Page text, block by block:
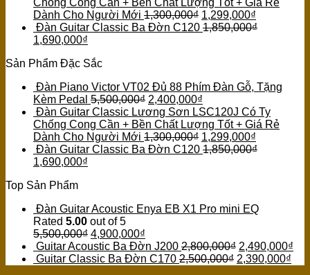
Dành Cho Người Mới 1,300,000₫ 1,299,000₫
Đàn Guitar Classic Ba Đờn C120 1,850,000₫
1,690,000₫
Sản Phẩm Đặc Sắc
Đàn Piano Victor VT02 Đủ 88 Phím Đàn Gỗ, Tặng
Kèm Pedal 5,500,000₫ 2,400,000₫
Đàn Guitar Classic Lương Sơn LSC120J Có Ty
Chống Cong Cần + Bền Chất Lượng Tốt + Giá Rẻ
Dành Cho Người Mới 1,300,000₫ 1,299,000₫
Đàn Guitar Classic Ba Đờn C120 1,850,000₫
1,690,000₫
Top Sản Phẩm
Đàn Guitar Acoustic Enya EB X1 Pro mini EQ
Rated 5.00 out of 5
5,500,000₫ 4,900,000₫
Guitar Acoustic Ba Đờn J200 2,800,000₫ 2,490,000₫
Guitar Classic Ba Đờn C170 2,500,000₫ 2,390,000₫